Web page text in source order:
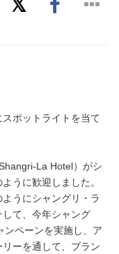
ポットライトを当て
La Hotel）がシ
うに歓迎しました。
うにシャングリ・ラ
て、今年シャング
ンペーンを実施し、ア
ーを通して、ブラン